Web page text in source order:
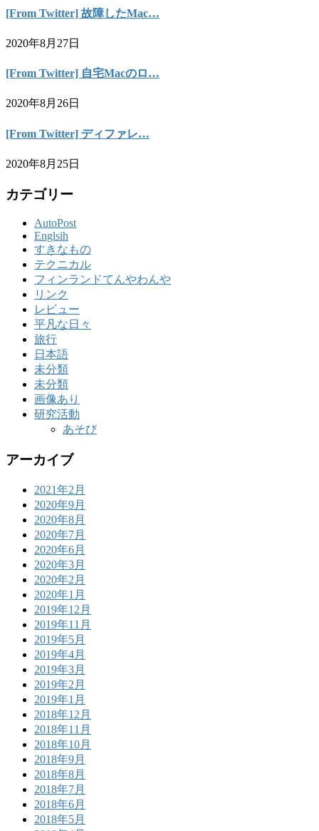
[From Twitter] 故障したMac…
2020年8月27日
[From Twitter] 自宅Macのロ…
2020年8月26日
[From Twitter] ディファレ…
2020年8月25日
カテゴリー
AutoPost
Englsih
すきなもの
テクニカル
フィンランドてんやわんや
リンク
レビュー
平凡な日々
旅行
日本語
未分類
未分類
画像あり
研究活動
あそび
アーカイブ
2021年2月
2020年9月
2020年8月
2020年7月
2020年6月
2020年3月
2020年2月
2020年1月
2019年12月
2019年11月
2019年5月
2019年4月
2019年3月
2019年2月
2019年1月
2018年12月
2018年11月
2018年10月
2018年9月
2018年8月
2018年7月
2018年6月
2018年5月